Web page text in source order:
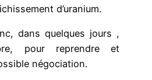
d’uranium.
dans quelques jours ,
pour reprendre et
négociation.